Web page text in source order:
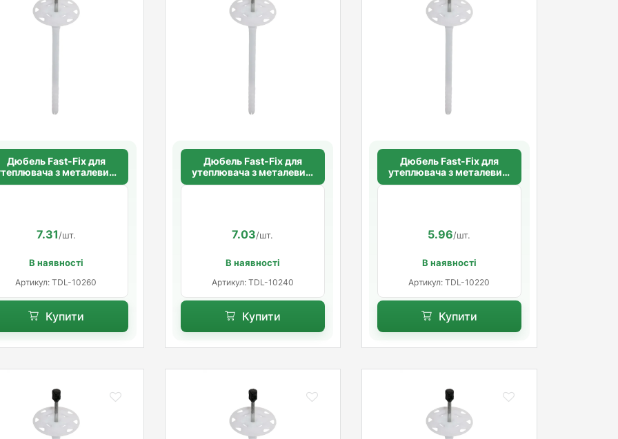
Дюбель Fast-Fix для
з металевим
10х260 мм. довга
7.31/шт.
В наявності
Артикул: TDL-10260
Купити
Дюбель Fast-Fix для
утеплювача з металевим
цвяхом 10х240 мм. довга
7.03/шт.
В наявності
Артикул: TDL-10240
Купити
Дюбель Fast-Fix для
утеплювача з металевим
цвяхом 10х220 мм. довга
5.96/шт.
В наявності
Артикул: TDL-10220
Купити